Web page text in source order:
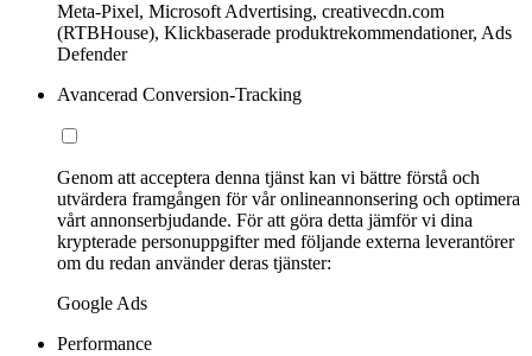
Meta-Pixel, Microsoft Advertising, creativecdn.com
(RTBHouse), Klickbaserade produktrekommendationer, Ads
Defender
Avancerad Conversion-Tracking
Genom att acceptera denna tjänst kan vi bättre förstå och
utvärdera framgången för vår onlineannonsering och optimera
vårt annonserbjudande. För att göra detta jämför vi dina
krypterade personuppgifter med följande externa leverantörer
om du redan använder deras tjänster:
Google Ads
Performance